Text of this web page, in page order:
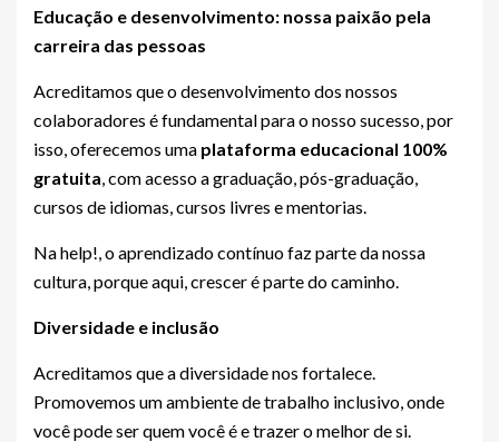
Educação e desenvolvimento: nossa paixão pela
carreira das pessoas
Acreditamos que o desenvolvimento dos nossos
colaboradores é fundamental para o nosso sucesso, por
isso, oferecemos uma plataforma educacional 100%
gratuita, com acesso a graduação, pós-graduação,
cursos de idiomas, cursos livres e mentorias.
Na help!, o aprendizado contínuo faz parte da nossa
cultura, porque aqui, crescer é parte do caminho.
Diversidade e inclusão
Acreditamos que a diversidade nos fortalece.
Promovemos um ambiente de trabalho inclusivo, onde
você pode ser quem você é e trazer o melhor de si.